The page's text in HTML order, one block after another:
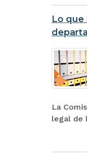
Lo que
La
legal de